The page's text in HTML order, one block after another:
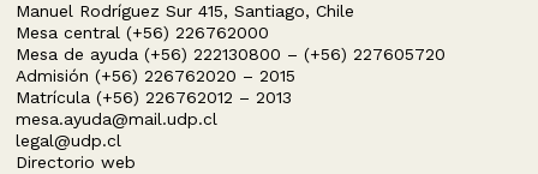
Manuel Rodríguez Sur 415, Santiago, Chile
Mesa central (+56) 226762000
Mesa de ayuda (+56) 222130800 – (+56) 227605720
Admisión (+56) 226762020 – 2015
Matrícula (+56) 226762012 – 2013
mesa.ayuda@mail.udp.cl
legal@udp.cl
Directorio web